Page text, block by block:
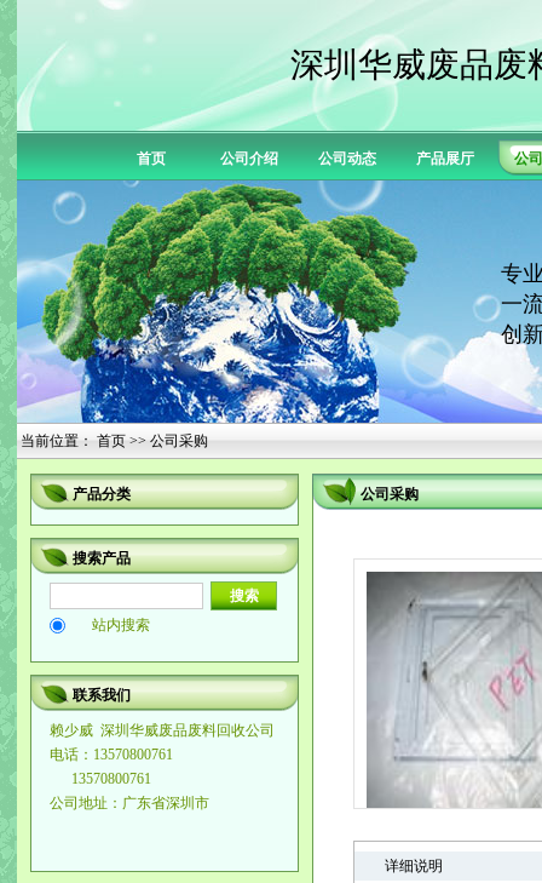
深圳华威废品废
首页 公司介绍 公司动态 产品展厅 公
专
一
创
当前位置： 首页 >> 公司采购
产品分类
搜索产品
站内搜索
联系我们
赖少威 深圳华威废品废料回收公司
电话：13570800761
13570800761
公司地址：广东省深圳市
公司采购
详细说明